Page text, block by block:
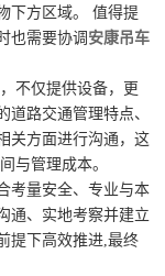
下方区域。 值得提
也需要协调 安康吊车
不仅提供设备，更
路交通管理特点、
关方面进行沟通，这
与管理成本。
考量安全、专业与本
通、实地考察并建立
提下高效推进,最终